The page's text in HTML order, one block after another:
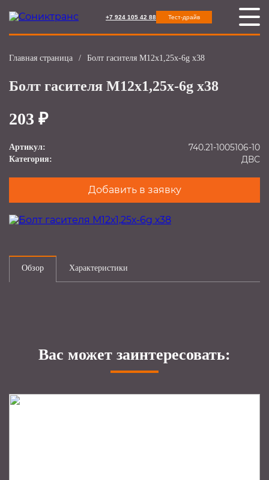
+7 924 105 42 88 Тест-драйв
Главная страница / Болт гасителя М12х1,25х-6g х38
Болт гасителя М12х1,25х-6g х38
203 ₽
Артикул: 740.21-1005106-10
Категория: ДВС
Добавить в заявку
Обзор Характеристики
Вас может заинтересовать: